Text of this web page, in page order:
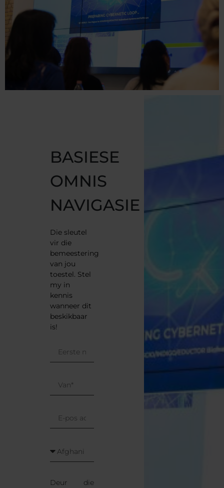
BASIESE
OMNIS
NAVIGASIE
Die sleutel
vir die
bemeestering
van jou
toestel. Stel
my in
kennis
wanneer dit
beskikbaar
is!
Deur die